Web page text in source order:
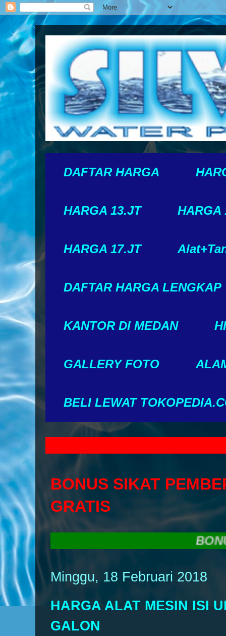
DAFTAR HARGA
HARGA 13.JT HARGA
HARGA 17.JT
DAFTAR HARGA LENGKAP
KANTOR DI MEDAN
GALLERY FOTO
BELI LEWAT
BONUS SIKAT
GRATIS
BONUS
Minggu, 18 Februari 2018
HARGA ALAT MESIN ISI
GALON